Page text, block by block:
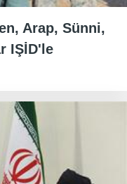
Arap, Sünni,
IŞİD'le